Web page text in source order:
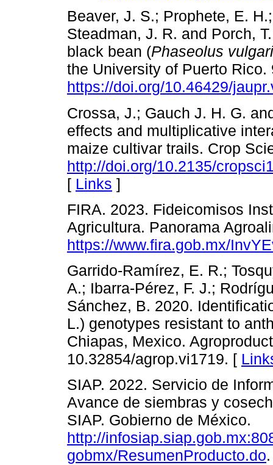
Beaver, J. S.; Prophete, E.
Steadman, J. R. and Porch,
black bean (Phaseolus
the University of Puerto Rico.
https://doi.org/10.46429/
Crossa, J.; Gauch J. H. G.
effects and multiplicative
maize cultivar trails. Crop
http://doi.org/10.2135/
[ Links ]
FIRA. 2023. Fideicomisos
Agricultura. Panorama
https://www.fira.gob.mx/
Garrido-Ramírez, E. R.;
A.; Ibarra-Pérez, F. J.;
Sánchez, B. 2020.
L.) genotypes resistant to
Chiapas, Mexico.
10.32854/agrop.vi1719. [
SIAP. 2022. Servicio de
Avance de siembras y
SIAP. Gobierno de México.
http://
gobmx/ResumenProducto.do